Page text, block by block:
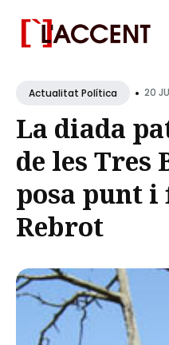
forActualitat Política • 20
La diada
de les Tres
posa punt
Rebrot